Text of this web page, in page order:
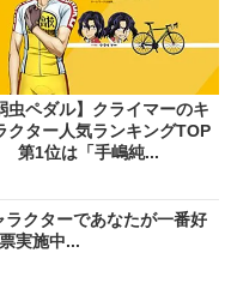
虫ペダル】クライマーのキ
クター人気ランキングTOP
第1位は「手嶋純...
ラクターであなたが一番好
実施中...